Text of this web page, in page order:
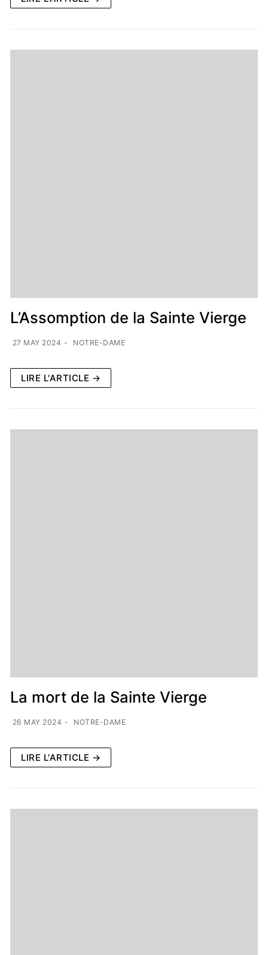
L’Assomption de la Sainte Vierge
27 MAY 2024 - NOTRE-DAME
LIRE L'ARTICLE →
La mort de la Sainte Vierge
26 MAY 2024 - NOTRE-DAME
LIRE L'ARTICLE →